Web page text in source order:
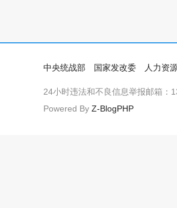
中央统战部 国家发改委 人力资
24小时违法和不良信息举报邮箱：
Powered By Z-BlogPHP